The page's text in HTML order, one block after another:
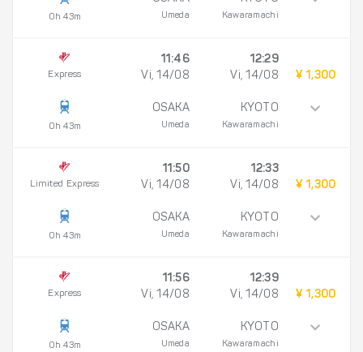
0h 43m Umeda Kawaramachi
Express
0h 43m
11:46
Vi, 14/08
OSAKA
Umeda
12:29
Vi, 14/08
KYOTO
Kawaramachi
¥ 1,300
Limited Express
0h 43m
11:50
Vi, 14/08
OSAKA
Umeda
12:33
Vi, 14/08
KYOTO
Kawaramachi
¥ 1,300
Express
0h 43m
11:56
Vi, 14/08
OSAKA
Umeda
12:39
Vi, 14/08
KYOTO
Kawaramachi
¥ 1,300